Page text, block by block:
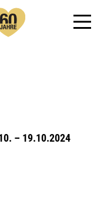
– 19.10.2024